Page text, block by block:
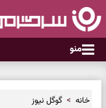
منو
خانه گوگل نیوز